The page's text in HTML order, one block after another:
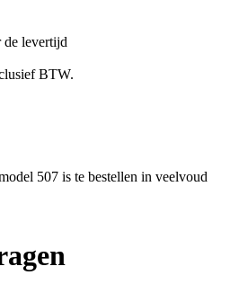
de levertijd
BTW.
507 is te bestellen in veelvoud